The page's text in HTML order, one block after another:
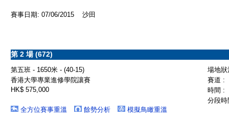
賽事日期: 07/06/2015 沙田
第 2 場 (672)
第五班 - 1650米 - (40-15)
場地
香港大學專業進修學院讓賽
賽道 :
HK$ 575,000
時間 :
分段
全方位賽事重溫
餘勢分析 模擬鳥瞰重溫